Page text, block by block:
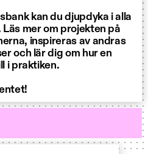
kan du djupdyka i alla
mer om projekten på
inspireras av andras
och lär dig om hur en
i praktiken.